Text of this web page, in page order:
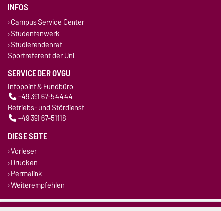
INFOS
Campus Service Center
Studentenwerk
Studierendenrat
Sportreferent der Uni
SERVICE DER OVGU
Infopoint & Fundbüro
+49 391 67-54444
Betriebs- und Stördienst
+49 391 67-51118
DIESE SEITE
Vorlesen
Drucken
Permalink
Weiterempfehlen